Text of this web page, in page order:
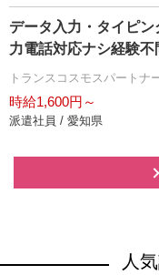
データ入力・タイピ
力電話対応ナシ経験不
トランスコスモスパートナ
時給1,600円～
派遣社員 / 愛知県
人